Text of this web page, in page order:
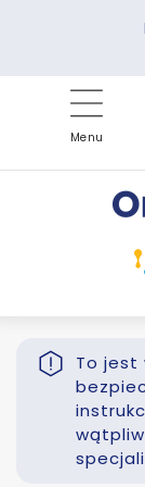
Menu
To jest